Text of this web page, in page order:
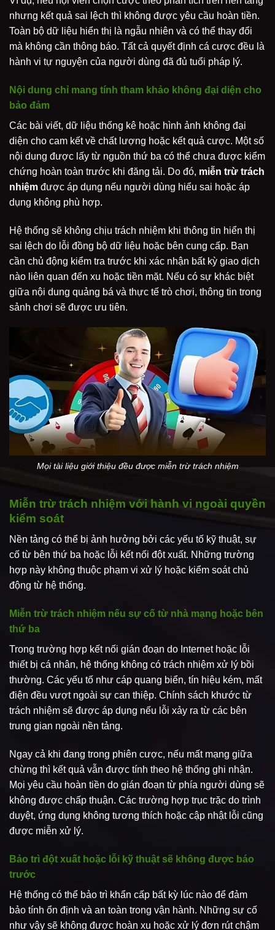
nhưng kết quả sai lệch thì không được yêu cầu hoàn tiền.
Toàn bộ dữ liệu hiển thị là ngẫu nhiên và có thể thay đổi
mà không cần thông báo. Tất cả quyết định cá cược đều là
hành vi tự nguyện của người dùng đã đủ tuổi pháp lý.
Nội dung chỉ mang tính tham khảo không đại diện cho
bảo đảm
Các bài viết, dữ liệu thống kê hoặc hình ảnh không đại
diện cho cam kết về chất lượng hoặc kết quả cược. Một số
nội dung được lấy từ nguồn thứ ba có thể chưa được kiểm
chứng hoàn toàn trước khi đăng tải. Do đó, miễn trừ trách
nhiệm được áp dụng nếu người dùng hiểu sai hoặc áp
dụng không phù hợp.
Hệ thống sẽ không chịu trách nhiệm khi thông tin hiển thị
sai lệch do lỗi đồng bộ dữ liệu hoặc bên cung cấp. Bạn
cần chủ động kiểm tra trước khi xác nhận bất kỳ giao dịch
nào liên quan đến xu hoặc tiền mặt. Nếu có sự khác biệt
giữa nội dung quảng bá và thực tế trò chơi, thông tin trong
sảnh chơi sẽ được ưu tiên.
Mọi tài liệu giới thiệu đều được miễn trừ trách nhiệm
Miễn trừ trách nhiệm với hành vi ngoài quyền
kiểm soát
Nền tảng có thể bị ảnh hưởng bởi các yếu tố kỹ thuật, sự
cố từ bên thứ ba hoặc lỗi kết nối đột xuất. Những trường
hợp này không thuộc phạm vi xử lý hoặc kiểm soát chủ
động từ hệ thống.
Miễn trừ trách nhiệm nếu sự cố từ nhà mạng hoặc bên
thứ ba
Trong trường hợp kết nối gián đoạn do Internet hoặc lỗi
thiết bị cá nhân, hệ thống không có trách nhiệm xử lý bồi
thường. Các yếu tố như cáp quang biển, tín hiệu kém, mất
điện đều vượt ngoài sự can thiệp. Chính sách khước từ
trách nhiệm sẽ được áp dụng nếu lỗi xảy ra từ các bên
trung gian ngoài nền tảng.
Ngay cả khi đang trong phiên cược, nếu mất mạng giữa
chừng thì kết quả vẫn được tính theo hệ thống ghi nhận.
Mọi yêu cầu hoàn tiền do gián đoạn từ phía người dùng sẽ
không được chấp thuận. Các trường hợp trục trặc do trình
duyệt, ứng dụng không tương thích hoặc cập nhật lỗi cũng
được miễn xử lý.
Bảo trì đột xuất hoặc lỗi kỹ thuật sẽ không được báo
trước
Hệ thống có thể bảo trì khẩn cấp bất kỳ lúc nào để đảm
bảo tính ổn định và an toàn trong vận hành. Những sự cố
như vậy sẽ không được hoàn xu hoặc xử lý đơn rút chậm